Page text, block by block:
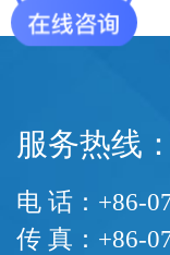
服务热线：
电 话：+86-
传 真：+86-